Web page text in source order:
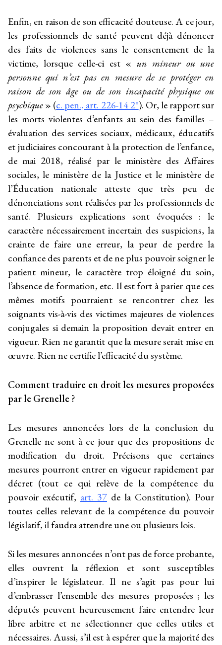
Enfin, en raison de son efficacité douteuse. A ce jour,
les professionnels de santé peuvent déjà dénoncer
des faits de violences sans le consentement de la
victime, lorsque celle-ci est « un mineur ou une
personne qui n’est pas en mesure de se protéger en
raison de son âge ou de son incapacité physique ou
psychique» (c. pen., art. 226-14 2°). Or, le rapport sur
les morts violentes d’enfants au sein des familles –
évaluation des services sociaux, médicaux, éducatifs
et judiciaires concourant à la protection de l’enfance,
de mai 2018, réalisé par le ministère des Affaires
sociales, le ministère de la Justice et le ministère de
l’Éducation nationale atteste que très peu de
dénonciations sont réalisées par les professionnels de
santé. Plusieurs explications sont évoquées : le
caractère nécessairement incertain des suspicions, la
crainte de faire une erreur, la peur de perdre la
confiance des parents et de ne plus pouvoir soigner le
patient mineur, le caractère trop éloigné du soin,
l’absence de formation, etc. Il est fort à parier que ces
mêmes motifs pourraient se rencontrer chez les
soignants vis-à-vis des victimes majeures de violences
conjugales si demain la proposition devait entrer en
vigueur. Rien ne garantit que la mesure serait mise en
œuvre. Rien ne certifie l’efficacité du système.
Comment traduire en droit les mesures proposées
par le Grenelle ?
Les mesures annoncées lors de la conclusion du
Grenelle ne sont à ce jour que des propositions de
modification du droit. Précisons que certaines
mesures pourront entrer en vigueur rapidement par
décret (tout ce qui relève de la compétence du
pouvoir exécutif, art. 37 de la Constitution). Pour
toutes celles relevant de la compétence du pouvoir
législatif, il faudra attendre une ou plusieurs lois.
Si les mesures annoncées n’ont pas de force probante,
elles ouvrent la réflexion et sont susceptibles
d’inspirer le législateur. Il ne s’agit pas pour lui
d’embrasser l’ensemble des mesures proposées ; les
députés peuvent heureusement faire entendre leur
libre arbitre et ne sélectionner que celles utiles et
nécessaires. Aussi, s’il est à espérer que la majorité des